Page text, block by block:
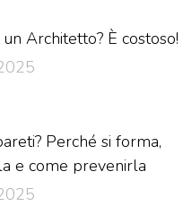
Architetto? È costoso!
Perché si forma,
e come prevenirla